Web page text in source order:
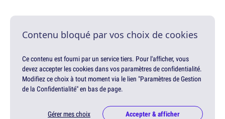
Contenu bloqué par vos choix de cookies
Ce contenu est fourni par un service tiers. Pour l'afficher, vous
devez accepter les cookies dans vos paramètres de confidentialité.
Modifiez ce choix à tout moment via le lien "Paramètres de Gestion
de la Confidentialité" en bas de page.
Gérer mes choix Accepter & afficher